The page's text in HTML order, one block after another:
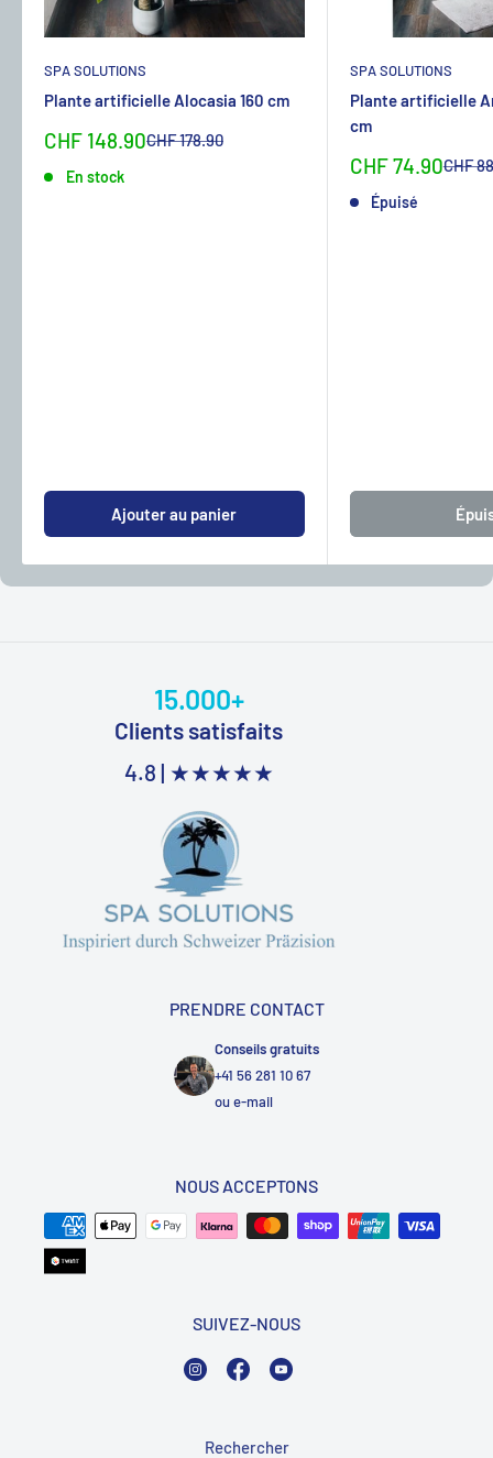
SPA SOLUTIONS
Plante artificielle Alocasia 160 cm
Sonderpreis
CHF 148.90Normalpreis
CHF 178.90
En stock
Ajouter au panier
SPA SOLUTIONS
Plante artificielle
cm
Sonderpreis
CHF 74.90CHF
Épuisé
15.000+
Clients satisfaits
4.8 | ★★★★★
PRENDRE CONTACT
Conseils gratuits
+41 56 281 10 67
oue-mail
NOUS ACCEPTONS
SUIVEZ-NOUS
InstagramFacebook
Rechercher